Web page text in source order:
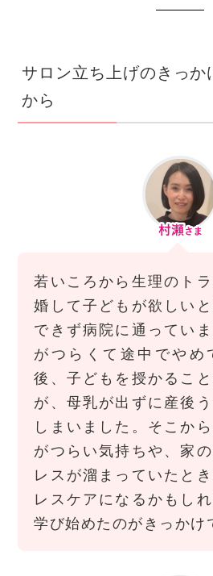
サロン立ち上げのきっ
から
若いころから生理のト
婚して子どもが欲しい
できず病院に通ってい
がつらくて途中でやめ
後、子どもを授かるこ
が、母乳が出ずに産後
しまいました。そこか
がつらい気持ちや、家
レスが溜まっていたと
レスケアになるかもしれ
学び始めたのがきっかけ